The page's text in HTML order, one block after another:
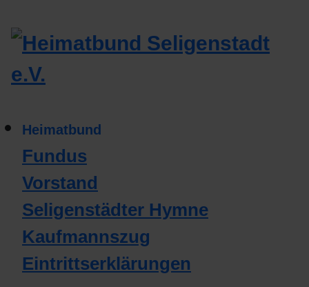
Heimatbund
Fundus
Vorstand
Seligenstädter Hymne
Kaufmannszug
Eintrittserklärungen